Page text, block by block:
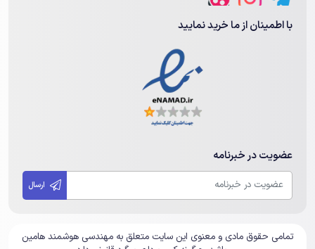
با اطمینان از ما خرید نمایید
عضویت در خبرنامه
تمامی حقوق مادی و معنوی این سایت متعلق به مهندسی هوشمند هامین